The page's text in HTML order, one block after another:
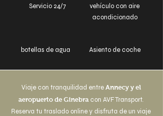
Servicio 24/7
botellas de agua
vehículo con aire
acondicionado
Asiento de coche
Viaje con tranquilidad entre Annecy y el
aeropuerto de Ginebra con AVF Transport.
Reserva tu traslado online y disfruta de un viaje